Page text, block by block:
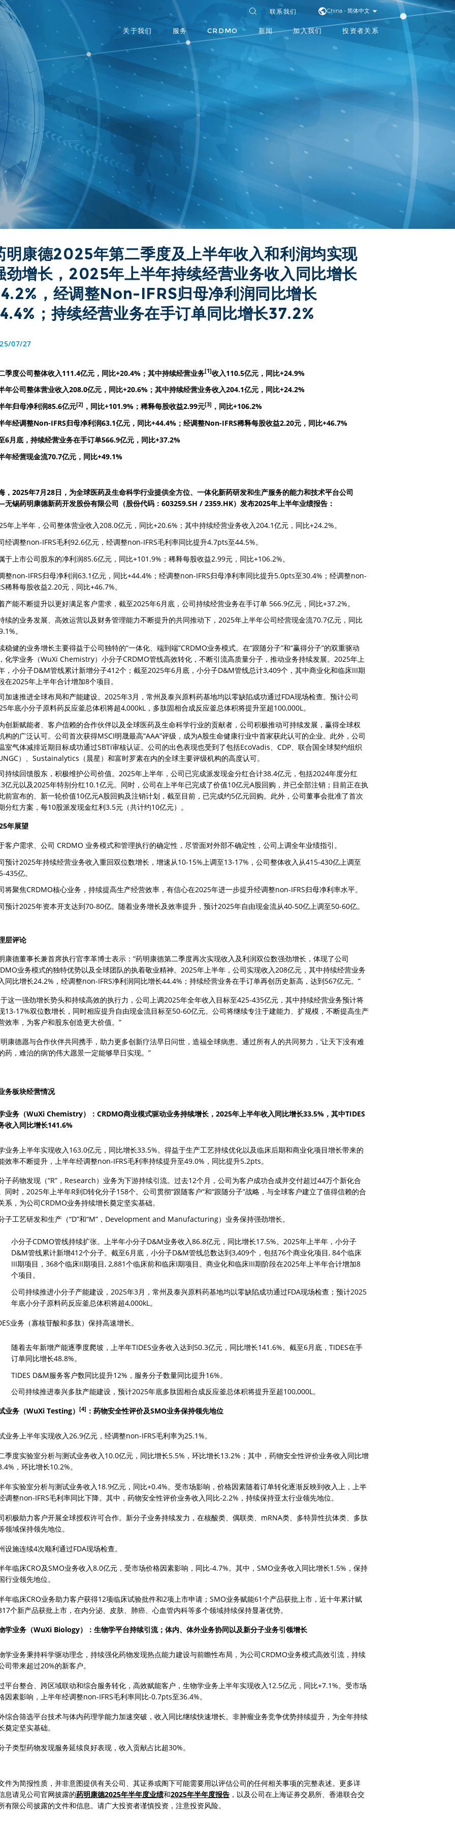
联系我们 China - 简体中文
关于我们 服务 CRDMO 新闻 加入我们 投资者关系
明康德2025年第二季度及上半年收入和利润均实现
劲增长，2025年上半年持续经营业务收入同比增长
，经调整Non-IFRS归母净利润同比增长
；持续经营业务在手订单同比增长37.2%
07/27
季度公司整体收入111.4亿元，同比+20.4%；其中持续经营业务[1]收入110.5亿元，同比+24.9%
年公司整体营业收入208.0亿元，同比+20.6%；其中持续经营业务收入204.1亿元，同比+24.2%
年归母净利润85.6亿元[2] ，同比+101.9%；稀释每股收益2.99元[3] ，同比+106.2%
年经调整Non-IFRS归母净利润63.1亿元，同比+44.4%；经调整Non-IFRS稀释每股收益2.20元，同比+46.7%
6月底，持续经营业务在手订单566.9亿元，同比+37.2%
年经营现金流70.7亿元，同比+49.1%
，2025年7月28日，为全球医药及生命科学行业提供全方位、一体化新药研发和生产服务的能力和技术平台公司
锡药明康德新药开发股份有限公司（股份代码：603259.SH / 2359.HK）发布2025年上半年业绩报告：
年上半年，公司整体营业收入208.0亿元，同比+20.6%；其中持续经营业务收入204.1亿元，同比+24.2%。
经调整non-IFRS毛利92.6亿元，经调整non-IFRS毛利率同比提升4.7pts至44.5%。
于上市公司股东的净利润85.6亿元，同比+101.9%；稀释每股收益2.99元，同比+106.2%。
整non-IFRS归母净利润63.1亿元，同比+44.4%；经调整non-IFRS归母净利率同比提升5.0pts至30.4%；经调整non-
稀释每股收益2.20元，同比+46.7%。
产能不断提升以更好满足客户需求，截至2025年6月底，公司持续经营业务在手订单 566.9亿元，同比+37.2%。
续的业务发展、高效运营以及财务管理能力不断提升的共同推动下，2025年上半年公司经营现金流70.7亿元，同比
。
稳健的业务增长主要得益于公司独特的“一体化、端到端”CRDMO业务模式。在“跟随分子”和“赢得分子”的双重驱动
化学业务（WuXi Chemistry）小分子CRDMO管线高效转化，不断引流高质量分子，推动业务持续发展。2025年上
，小分子D&M管线累计新增分子412个；截至2025年6月底，小分子D&M管线总计3,409个，其中商业化和临床III期
在2025年上半年合计增加8个项目。
加速推进全球布局和产能建设。2025年3月，常州及泰兴原料药基地均以零缺陷成功通过FDA现场检查。预计公司
年底小分子原料药反应釜总体积将超4,000kL，多肽固相合成反应釜总体积将提升至超100,000L。
创新赋能者、客户信赖的合作伙伴以及全球医药及生命科学行业的贡献者，公司积极推动可持续发展，赢得全球权
构的广泛认可。公司首次获得MSCI明晟最高“AAA”评级，成为A股生命健康行业中首家获此认可的企业。此外，公司
室气体减排近期目标成功通过SBTi审核认证。公司的出色表现也受到了包括EcoVadis、CDP、联合国全球契约组织
UNGC）、Sustainalytics（晨星）和富时罗素在内的全球主要评级机构的高度认可。
持续回馈股东，积极维护公司价值。2025年上半年，公司已完成派发现金分红合计38.4亿元，包括2024年度分红
亿元以及2025年特别分红10.1亿元。同时，公司在上半年已完成了价值10亿元A股回购，并已全部注销；目前正在执
前宣布的、新一轮价值10亿元A股回购及注销计划，截至目前，已完成约5亿元回购。此外，公司董事会批准了首次
分红方案，每10股派发现金红利3.5元（共计约10亿元）。
年展望
客户需求、公司 CRDMO 业务模式和管理执行的确定性，尽管面对外部不确定性，公司上调全年业绩指引。
预计2025年持续经营业务收入重回双位数增长，增速从10-15%上调至13-17%，公司整体收入从415-430亿上调至
435亿。
将聚焦CRDMO核心业务，持续提高生产经营效率，有信心在2025年进一步提升经调整non-IFRS归母净利率水平。
预计2025年资本开支达到70-80亿。随着业务增长及效率提升，预计2025年自由现金流从40-50亿上调至50-60亿。
层评论
康德董事长兼首席执行官李革博士表示：“药明康德第二季度再次实现收入及利润双位数强劲增长，体现了公司
业务模式的独特优势以及全球团队的执着敬业精神。2025年上半年，公司实现收入208亿元，其中持续经营业务
同比增长24.2%，经调整non-IFRS净利润同比增长44.4%；持续经营业务在手订单再创历史新高，达到567亿元。”
于这一强劲增长势头和持续高效的执行力，公司上调2025年全年收入目标至425-435亿元，其中持续经营业务预计将
13-17%双位数增长，同时相应提升自由现金流目标至50-60亿元。公司将继续专注于建能力、扩规模，不断提高生产
效率，为客户和股东创造更大价值。”
明康德愿与合作伙伴共同携手，助力更多创新疗法早日问世，造福全球病患。通过所有人的共同努力，‘让天下没有难
药，难治的病’的伟大愿景一定能够早日实现。”
务板块经营情况
业务（WuXi Chemistry）：CRDMO商业模式驱动业务持续增长，2025年上半年收入同比增长33.5%，其中TIDES
收入同比增长141.6%
业务上半年实现收入163.0亿元，同比增长33.5%。得益于生产工艺持续优化以及临床后期和商业化项目增长带来的
效率不断提升，上半年经调整non-IFRS毛利率持续提升至49.0%，同比提升5.2pts。
子药物发现（“R”，Research）业务为下游持续引流。过去12个月，公司为客户成功合成并交付超过44万个新化合
同时，2025年上半年R到D转化分子158个。公司贯彻“跟随客户”和“跟随分子”战略，与全球客户建立了值得信赖的合
系，为公司CRDMO业务持续增长奠定坚实基础。
子工艺研发和生产（“D”和“M”，Development and Manufacturing）业务保持强劲增长。
小分子CDMO管线持续扩张。上半年小分子D&M业务收入86.8亿元，同比增长17.5%。2025年上半年，小分子
D&M管线累计新增412个分子。截至6月底，小分子D&M管线总数达到3,409个，包括76个商业化项目, 84个临床
III期项目，368个临床II期项目, 2,881个临床前和临床I期项目。商业化和临床III期阶段在2025年上半年合计增加8
个项目。
公司持续推进小分子产能建设，2025年3月，常州及泰兴原料药基地均以零缺陷成功通过FDA现场检查；预计2025
年底小分子原料药反应釜总体积将超4,000kL。
业务（寡核苷酸和多肽）保持高速增长。
随着去年新增产能逐季度爬坡，上半年TIDES业务收入达到50.3亿元，同比增长141.6%。截至6月底，TIDES在手
订单同比增长48.8%。
TIDES D&M服务客户数同比提升12%，服务分子数量同比提升16%。
公司持续推进泰兴多肽产能建设，预计2025年底多肽固相合成反应釜总体积将提升至超100,000L。
业务（WuXi Testing） [4] ：药物安全性评价及SMO业务保持领先地位
业务上半年实现收入26.9亿元，经调整non-IFRS毛利率为25.1%。
季度实验室分析与测试业务收入10.0亿元，同比增长5.5%，环比增长13.2%；其中，药物安全性评价业务收入同比增
，环比增长10.2%。
年实验室分析与测试业务收入18.9亿元，同比+0.4%。受市场影响，价格因素随着订单转化逐渐反映到收入上，上半
调整non-IFRS毛利率同比下降。其中，药物安全性评价业务收入同比-2.2%，持续保持亚太行业领先地位。
积极助力客户开展全球授权许可合作。新分子业务持续发力，在核酸类、偶联类、mRNA类、多特异性抗体类、多肽
领域保持领先地位。
设施连续4次顺利通过FDA现场检查。
年临床CRO及SMO业务收入8.0亿元，受市场价格因素影响，同比-4.7%。其中，SMO业务收入同比增长1.5%，保持
行业领先地位。
年临床CRO业务助力客户获得12项临床试验批件和2项上市申请；SMO业务赋能61个产品获批上市，近十年累计赋
个新产品获批上市，在内分泌、皮肤、肺癌、心血管内科等多个领域持续保持显著优势。
学业务（WuXi Biology）：生物学平台持续引流；体内、体外业务协同以及新分子业务引领增长
学业务秉持科学驱动理念，持续强化药物发现热点能力建设与前瞻性布局，为公司CRDMO业务模式高效引流，持续
司带来超过20%的新客户。
平台整合、跨区域联动和综合服务转化，高效赋能客户，生物学业务上半年实现收入12.5亿元，同比+7.1%。受市场
因素影响，上半年经调整non-IFRS毛利率同比-0.7pts至36.4%。
综合筛选平台技术与体内药理学能力加速突破，收入同比继续快速增长。非肿瘤业务竞争优势持续提升，为全年持续
奠定坚实基础。
子类型药物发现服务延续良好表现，收入贡献占比超30%。
件为简报性质，并非意图提供有关公司、其证券或阁下可能需要用以评估公司的任何相关事项的完整表述。更多详
息请见公司官网披露的药明康德2025年半年度业绩和2025年半年度报告 ，以及公司在上海证券交易所、香港联合交
有限公司披露的文件和信息。请广大投资者谨慎投资，注意投资风险。